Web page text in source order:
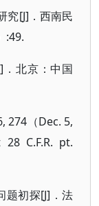
究[J]．西南民
:49.
北京：中国
274（Dec. 5,
C.F.R. pt.
题初探[J]．法